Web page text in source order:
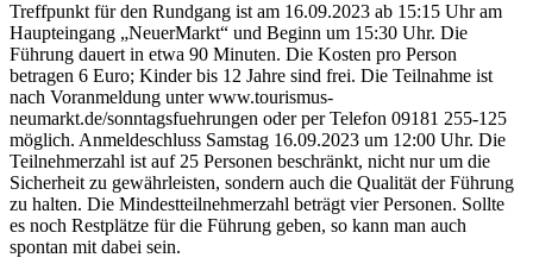
Treffpunkt für den Rundgang ist am 16.09.2023 ab 15:15 Uhr am
Haupteingang „NeuerMarkt“ und Beginn um 15:30 Uhr. Die
Führung dauert in etwa 90 Minuten. Die Kosten pro Person
betragen 6 Euro; Kinder bis 12 Jahre sind frei. Die Teilnahme ist
nach Voranmeldung unter www.tourismus-
neumarkt.de/sonntagsfuehrungen oder per Telefon 09181 255-125
möglich. Anmeldeschluss Samstag 16.09.2023 um 12:00 Uhr. Die
Teilnehmerzahl ist auf 25 Personen beschränkt, nicht nur um die
Sicherheit zu gewährleisten, sondern auch die Qualität der Führung
zu halten. Die Mindestteilnehmerzahl beträgt vier Personen. Sollte
es noch Restplätze für die Führung geben, so kann man auch
spontan mit dabei sein.